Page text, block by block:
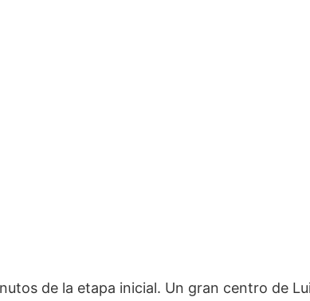
de la etapa inicial. Un gran centro de